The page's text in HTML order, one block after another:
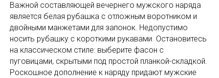
Важной составляющей вечернего мужского наряда
является белая рубашка с отложным воротником и
двойными манжетами для запонок. Недопустимо
носить рубашку с короткими рукавами. Остановитесь
на классическом стиле: выберите фасон с
пуговицами, скрытыми под простой планкой-складкой.
Роскошное дополнение к наряду придают мужские